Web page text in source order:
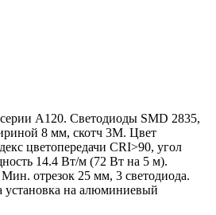
A120. Светодиоды SMD 2835,
8 мм, скотч 3M. Цвет
цветопередачи CRI>90, угол
14.4 Вт/м (72 Вт на 5 м).
отрезок 25 мм, 3 светодиода.
установка на алюминиевый